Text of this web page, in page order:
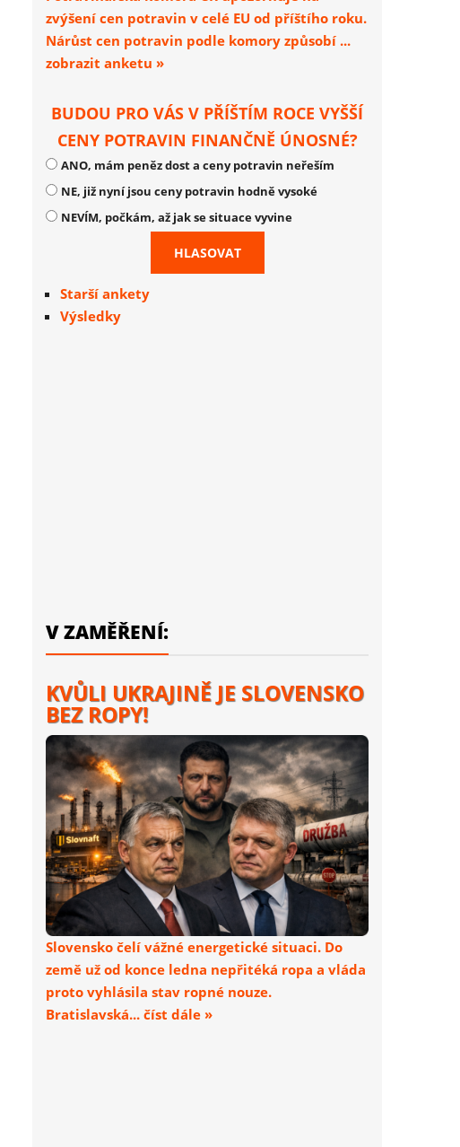
zvýšení cen potravin v celé EU od příštího roku.
Nárůst cen potravin podle komory způsobí ...
zobrazit anketu »
BUDOU PRO VÁS V PŘÍŠTÍM ROCE VYŠŠÍ
CENY POTRAVIN FINANČNĚ ÚNOSNÉ?
ANO, mám peněz dost a ceny potravin neřeším
NE, již nyní jsou ceny potravin hodně vysoké
NEVÍM, počkám, až jak se situace vyvine
Starší ankety
Výsledky
V ZAMĚŘENÍ:
KVŮLI UKRAJINĚ JE SLOVENSKO
BEZ ROPY!
Slovensko čelí vážné energetické situaci. Do
země už od konce ledna nepřitéká ropa a vláda
proto vyhlásila stav ropné nouze.
Bratislavská... číst dále »